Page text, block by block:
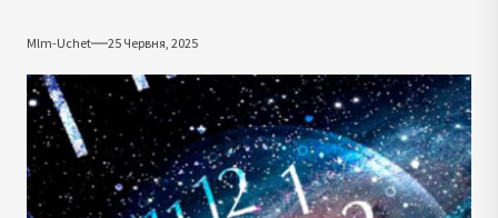
Mlm-Uchet 25 Червня, 2025